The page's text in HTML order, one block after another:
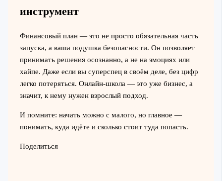
инструмент
Финансовый план — это не просто обязательная часть
запуска, а ваша подушка безопасности. Он позволяет
принимать решения осознанно, а не на эмоциях или
хайпе. Даже если вы суперспец в своём деле, без цифр
легко потеряться. Онлайн-школа — это уже бизнес, а
значит, к нему нужен взрослый подход.
И помните: начать можно с малого, но главное —
понимать, куда идёте и сколько стоит туда попасть.
Поделиться